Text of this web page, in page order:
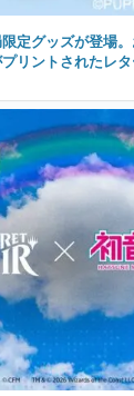
定グッズが登場
リントされたレ